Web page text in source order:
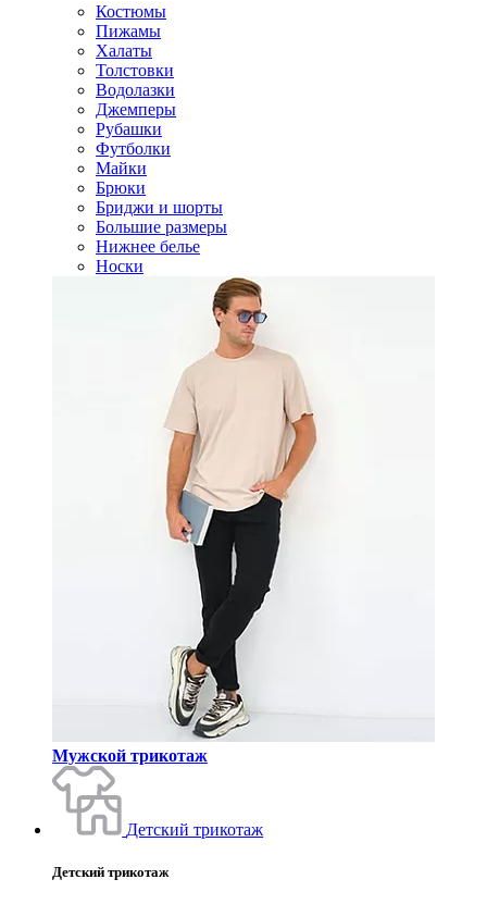
Костюмы
Пижамы
Халаты
Толстовки
Водолазки
Джемперы
Рубашки
Футболки
Майки
Брюки
Бриджи и шорты
Большие размеры
Нижнее белье
Носки
Мужской трикотаж
Детский трикотаж
Детский трикотаж